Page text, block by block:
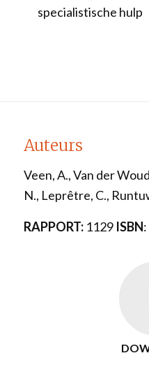
specialistische hulp
Auteurs
Veen, A., Van der
N., Leprêtre, C.,
RAPPORT:1129 ISBN